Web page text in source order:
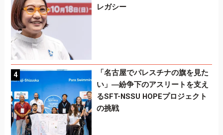
レガシー
「名古屋でパレスチナの旗を見た
い」―紛争下のアスリートを支え
るSFT-NSSU HOPEプロジェクト
の挑戦